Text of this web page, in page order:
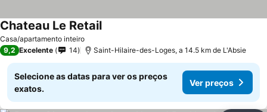
Casa/apartamento inteiro
Chateau Le RetailVer preços
9,2 Excelente 14 Saint-Hilaire-des-Loges, a 14.5 km de L'Absie
Selecione as datas para ver os preços
exatos.
Ver preços